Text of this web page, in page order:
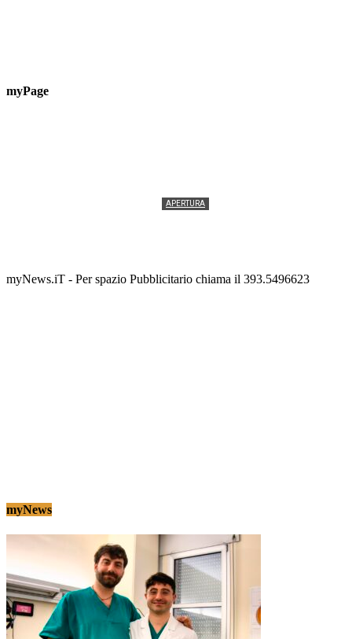
myPage
APERTURA
myNews.iT - Per spazio Pubblicitario chiama il 393.5496623
myNews